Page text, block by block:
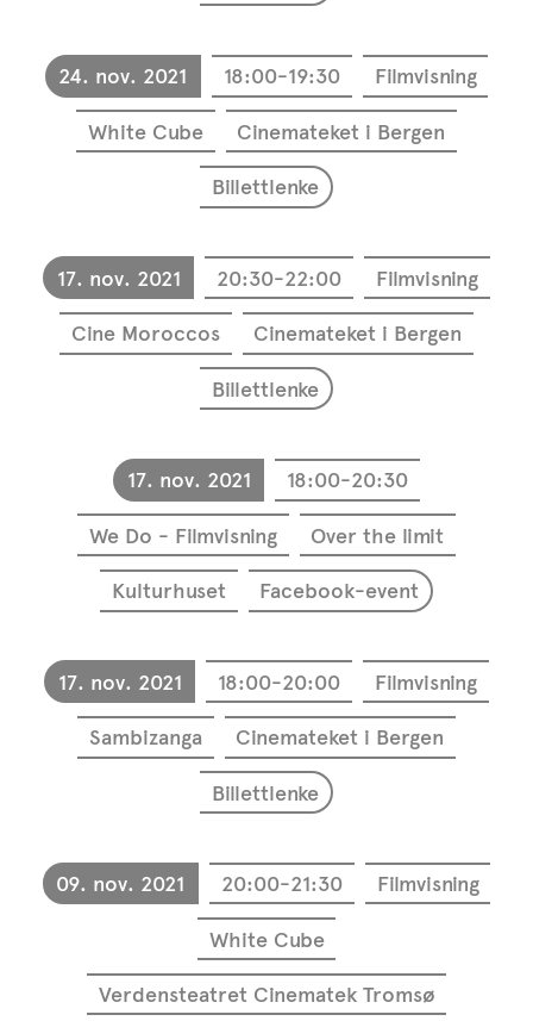
24. nov. 2021 18:00-19:30 Filmvisning
White Cube Cinemateket i Bergen
Billettlenke
17. nov. 2021 20:30-22:00 Filmvisning
Cine Moroccos Cinemateket i Bergen
Billettlenke
17. nov. 2021 18:00-20:30
We Do - Filmvisning Over the limit
Kulturhuset Facebook-event
17. nov. 2021 18:00-20:00 Filmvisning
Sambizanga Cinemateket i Bergen
Billettlenke
09. nov. 2021 20:00-21:30 Filmvisning
White Cube
Verdensteatret Cinematek Tromsø